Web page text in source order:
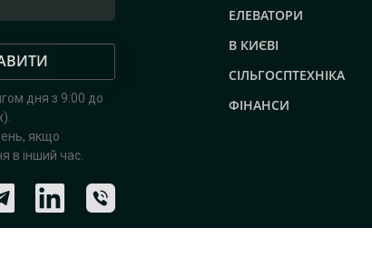
дня з 9:00 до
якщо
в інший час.
ЕЛЕВАТОРИ
В КИЄВІ
СІЛЬГОСПТЕХНІКА
ФІНАНСИ